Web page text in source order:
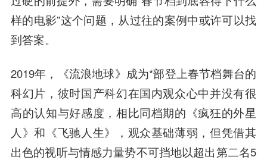
样的电影”这个问题，从过往的案例中或许可以找
到答案。
2019年，《流浪地球》成为*部登上春节档舞台的
科幻片，彼时国产科幻在国内观众心中并没有很
高的认知与好感度，相比同档期的《疯狂的外星
人》和《飞驰人生》，观众基础薄弱，但凭借其
出色的视听与情感力量势不可挡地以超出第二名5